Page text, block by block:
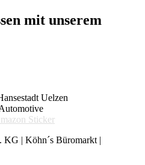
mit unserem
Uelzen
Sticker
| Köhn´s Büromarkt |